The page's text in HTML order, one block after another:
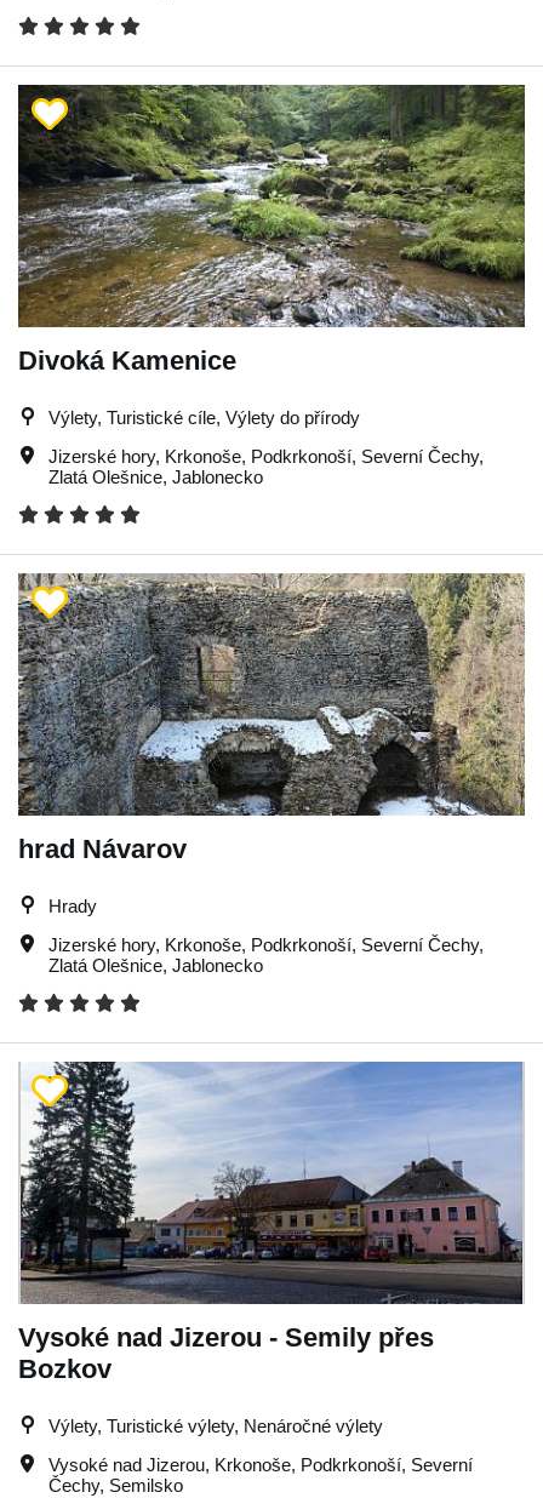
Divoká Kamenice
Výlety, Turistické cíle, Výlety do přírody
Jizerské hory, Krkonoše, Podkrkonoší, Severní Čechy,
Zlatá Olešnice, Jablonecko
hrad Návarov
Hrady
Jizerské hory, Krkonoše, Podkrkonoší, Severní Čechy,
Zlatá Olešnice, Jablonecko
Vysoké nad Jizerou - Semily přes
Bozkov
Výlety, Turistické výlety, Nenáročné výlety
Vysoké nad Jizerou, Krkonoše, Podkrkonoší, Severní
Čechy, Semilsko